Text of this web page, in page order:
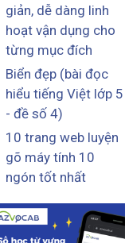
giản, dễ dàng linh
hoạt vận dụng cho
từng mục đích
Biển đẹp (bài đọc
hiểu tiếng Việt lớp 5
- đề số 4)
10 trang web luyện
gõ máy tính 10
ngón tốt nhất